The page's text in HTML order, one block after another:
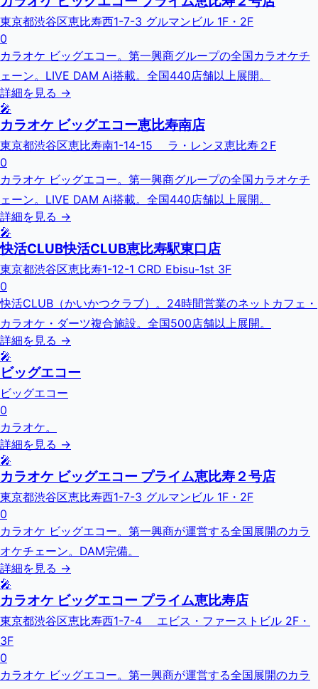
東京都渋谷区恵比寿西1-7-3 グルマンビル 1F・2F
0
カラオケ ビッグエコー。第一興商グループの全国カラオケチ
ェーン。LIVE DAM Ai搭載。全国440店舗以上展開。
詳細を見る →
🎤
カラオケ ビッグエコー恵比寿南店
東京都渋谷区恵比寿南1-14-15 ラ・レンヌ恵比寿２F
0
カラオケ ビッグエコー。第一興商グループの全国カラオケチ
ェーン。LIVE DAM Ai搭載。全国440店舗以上展開。
詳細を見る →
🎤
快活CLUB快活CLUB恵比寿駅東口店
東京都渋谷区恵比寿1-12-1 CRD Ebisu-1st 3F
0
快活CLUB（かいかつクラブ）。24時間営業のネットカフェ・
カラオケ・ダーツ複合施設。全国500店舗以上展開。
詳細を見る →
🎤
ビッグエコー
ビッグエコー
0
カラオケ。
詳細を見る →
🎤
カラオケ ビッグエコー プライム恵比寿２号店
東京都渋谷区恵比寿西1-7-3 グルマンビル 1F・2F
0
カラオケ ビッグエコー。第一興商が運営する全国展開のカラ
オケチェーン。DAM完備。
詳細を見る →
🎤
カラオケ ビッグエコー プライム恵比寿店
東京都渋谷区恵比寿西1-7-4 エビス・ファーストビル 2F・
3F
0
カラオケ ビッグエコー。第一興商が運営する全国展開のカラ